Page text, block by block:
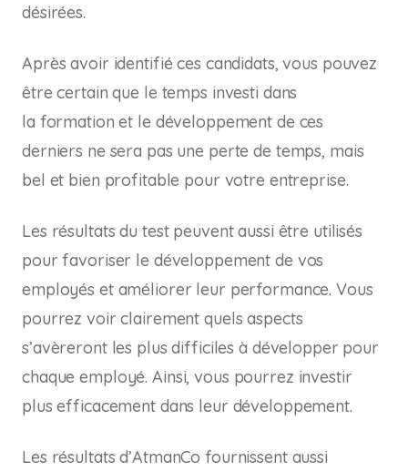
désirées.
Après avoir identifié ces candidats, vous pouvez
être certain que le temps investi dans
la formation et le développement de ces
derniers ne sera pas une perte de temps, mais
bel et bien profitable pour votre entreprise.
Les résultats du test peuvent aussi être utilisés
pour favoriser le développement de vos
employés et améliorer leur performance. Vous
pourrez voir clairement quels aspects
s’avèreront les plus difficiles à développer pour
chaque employé. Ainsi, vous pourrez investir
plus efficacement dans leur développement.
Les résultats d’AtmanCo fournissent aussi